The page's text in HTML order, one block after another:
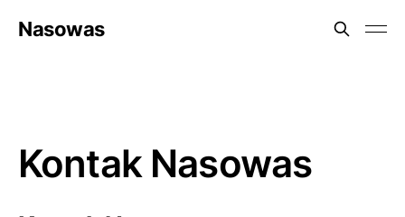
Nasowas
Kontak Nasowas